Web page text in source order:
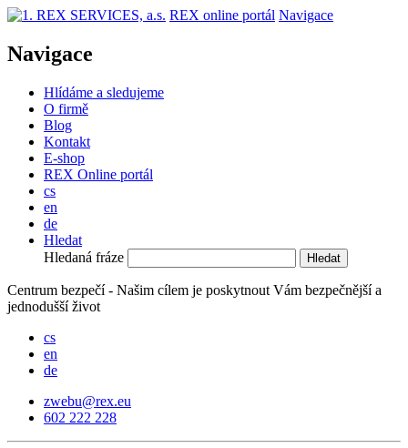
REX online portál Navigace
Navigace
Hlídáme a sledujeme
O firmě
Blog
Kontakt
E-shop
REX Online portál
cs
en
de
Hledat
Hledaná fráze
Centrum bezpečí - Našim cílem je poskytnout Vám bezpečnější a
jednodušší život
cs
en
de
zwebu@rex.eu
602 222 228